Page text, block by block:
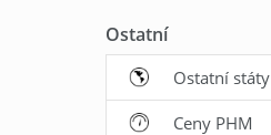
Ostatní
Ostatní státy
Ceny PHM